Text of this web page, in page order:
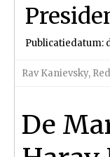
Publicatiedatum:
Rav Kanievsky,
De